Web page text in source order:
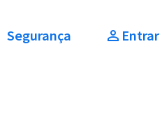
Segurança Entrar